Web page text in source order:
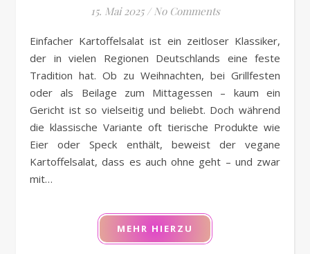
15. Mai 2025 / No Comments
Einfacher Kartoffelsalat ist ein zeitloser Klassiker,
der in vielen Regionen Deutschlands eine feste
Tradition hat. Ob zu Weihnachten, bei Grillfesten
oder als Beilage zum Mittagessen – kaum ein
Gericht ist so vielseitig und beliebt. Doch während
die klassische Variante oft tierische Produkte wie
Eier oder Speck enthält, beweist der vegane
Kartoffelsalat, dass es auch ohne geht – und zwar
mit…
MEHR HIERZU